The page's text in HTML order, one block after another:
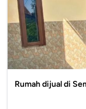
Rumah dijual di